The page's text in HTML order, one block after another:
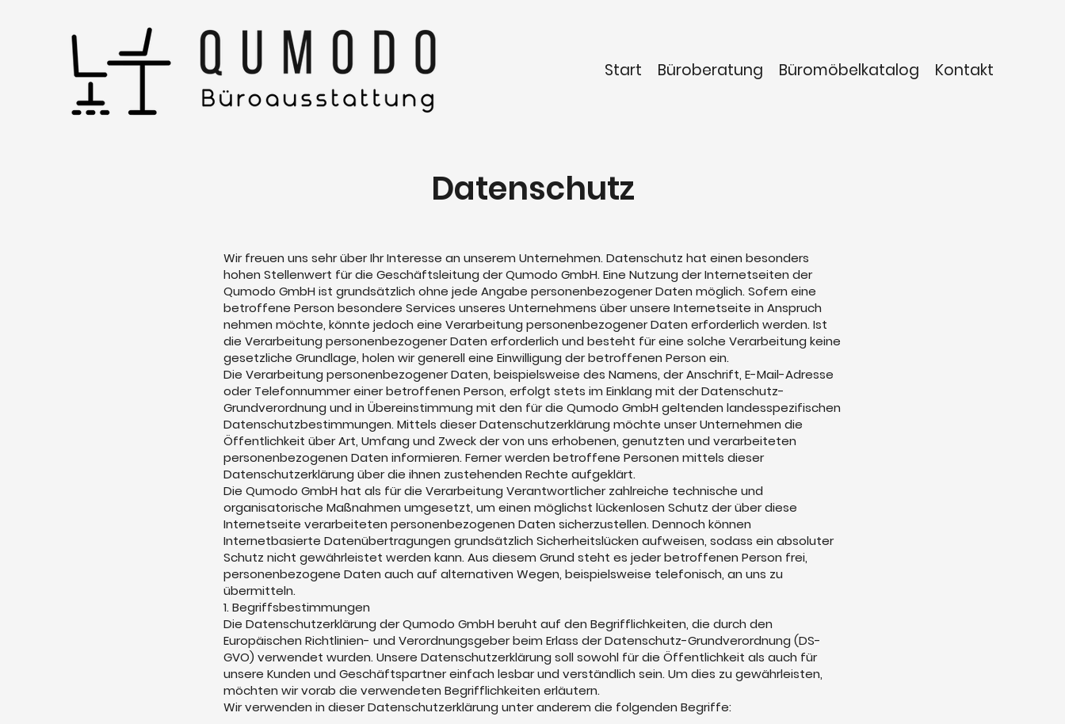
Start Büroberatung Büromöbelkatalog Kontakt
Datenschutz
Wir freuen uns sehr über Ihr Interesse an unserem Unternehmen. Datenschutz hat einen besonders
hohen Stellenwert für die Geschäftsleitung der Qumodo GmbH. Eine Nutzung der Internetseiten der
Qumodo GmbH ist grundsätzlich ohne jede Angabe personenbezogener Daten möglich. Sofern eine
betroffene Person besondere Services unseres Unternehmens über unsere Internetseite in Anspruch
nehmen möchte, könnte jedoch eine Verarbeitung personenbezogener Daten erforderlich werden. Ist
die Verarbeitung personenbezogener Daten erforderlich und besteht für eine solche Verarbeitung keine
gesetzliche Grundlage, holen wir generell eine Einwilligung der betroffenen Person ein.
Die Verarbeitung personenbezogener Daten, beispielsweise des Namens, der Anschrift, E-Mail-Adresse
oder Telefonnummer einer betroffenen Person, erfolgt stets im Einklang mit der Datenschutz-
Grundverordnung und in Übereinstimmung mit den für die Qumodo GmbH geltenden landesspezifischen
Datenschutzbestimmungen. Mittels dieser Datenschutzerklärung möchte unser Unternehmen die
Öffentlichkeit über Art, Umfang und Zweck der von uns erhobenen, genutzten und verarbeiteten
personenbezogenen Daten informieren. Ferner werden betroffene Personen mittels dieser
Datenschutzerklärung über die ihnen zustehenden Rechte aufgeklärt.
Die Qumodo GmbH hat als für die Verarbeitung Verantwortlicher zahlreiche technische und
organisatorische Maßnahmen umgesetzt, um einen möglichst lückenlosen Schutz der über diese
Internetseite verarbeiteten personenbezogenen Daten sicherzustellen. Dennoch können
Internetbasierte Datenübertragungen grundsätzlich Sicherheitslücken aufweisen, sodass ein absoluter
Schutz nicht gewährleistet werden kann. Aus diesem Grund steht es jeder betroffenen Person frei,
personenbezogene Daten auch auf alternativen Wegen, beispielsweise telefonisch, an uns zu
übermitteln.
1. Begriffsbestimmungen
Die Datenschutzerklärung der Qumodo GmbH beruht auf den Begrifflichkeiten, die durch den
Europäischen Richtlinien- und Verordnungsgeber beim Erlass der Datenschutz-Grundverordnung (DS-
GVO) verwendet wurden. Unsere Datenschutzerklärung soll sowohl für die Öffentlichkeit als auch für
unsere Kunden und Geschäftspartner einfach lesbar und verständlich sein. Um dies zu gewährleisten,
möchten wir vorab die verwendeten Begrifflichkeiten erläutern.
Wir verwenden in dieser Datenschutzerklärung unter anderem die folgenden Begriffe: